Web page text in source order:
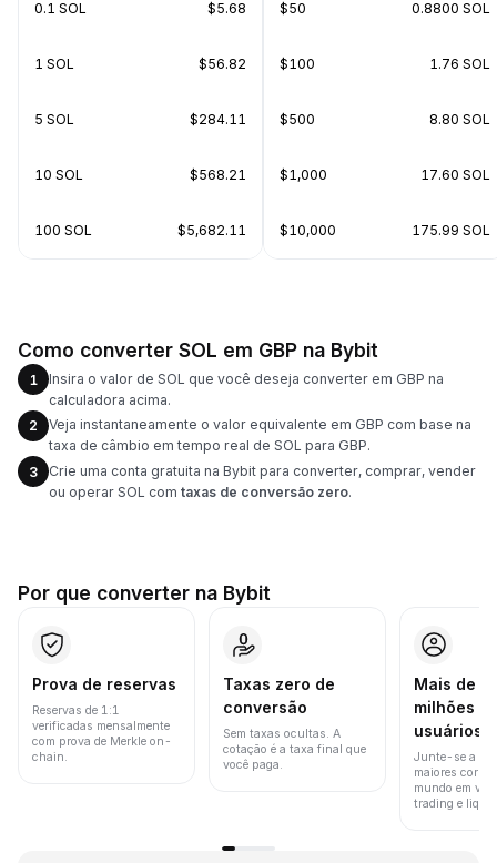
0.1 SOL $5.68
1 SOL $56.82
5 SOL $284.11
10 SOL $568.21
100 SOL $5,682.11
$50 0.8800 SOL
$100 1.76 SOL
$500 8.80 SOL
$1,000 17.60 SOL
$10,000 175.99 SOL
Como converter SOL em GBP na Bybit
1
Insira o valor de SOL que você deseja converter em GBP na
calculadora acima.
2
Veja instantaneamente o valor equivalente em GBP com base na
taxa de câmbio em tempo real de SOL para GBP.
3
Crie uma conta gratuita na Bybit para converter, comprar, vender
ou operar SOL com taxas de conversão zero.
Por que converter na Bybit
Prova de reservas
Reservas de 1:1
verificadas mensalmente
com prova de Merkle on-
chain.
Taxas zero de
conversão
Sem taxas ocultas. A
cotação é a taxa final que
você paga.
Mais de
milhões
usuários
Junte-se a
maiores
mundo em
trading e